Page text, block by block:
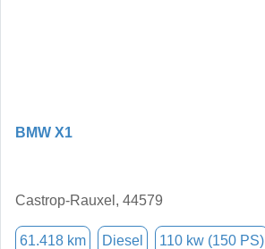
BMW X1
Castrop-Rauxel, 44579
61.418 km Diesel 110 kw (150 PS)